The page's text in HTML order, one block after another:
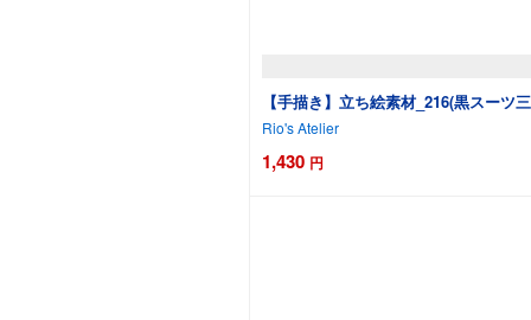
【手描き】立ち絵素材_216(黒スー
Rio's Atelier
1,430 円